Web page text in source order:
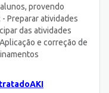
provendo
Preparar atividades
das atividades
e correção de